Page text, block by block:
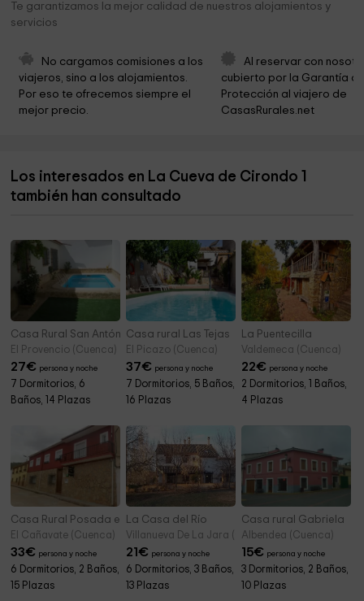
Cementerio de Motilla del Palancar
"El Carrascal" Parque
Ermita de San Miguel
Ermita de San Isidro 7,0 km
Parque de los Azulejos
Te garantizamos la mejor calidad de nuestros alojamientos y
servicios
No cargamos comisiones a los
viajeros, sino a los alojamientos.
Por eso te ofrecemos siempre el
mejor precio.
Al reservar con
cubierto por la Garantía
Protección al viajero de
CasasRurales.net
Los interesados en La Cueva de Cirondo 1
también han consultado
Casa Rural San Antón
El Provencio (Cuenca)
27€ persona y noche
7 Dormitorios, 6
Baños, 14 Plazas
Casa rural Las Tejas
El Picazo (Cuenca)
37€ persona y noche
7 Dormitorios, 5 Baños,
16 Plazas
La Puentecilla
Valdemeca (Cuenca)
22€ persona y noche
2 Dormitorios, 1 Baños,
4 Plazas
Casa Rural Posada el Cañavate
El Cañavate (Cuenca)
33€ persona y noche
6 Dormitorios, 2 Baños,
15 Plazas
La Casa del Río
Villanueva De La Jara (Cuenca)
21€ persona y noche
6 Dormitorios, 3 Baños,
13 Plazas
Casa rural Gabriela
Albendea (Cuenca)
15€ persona y noche
3 Dormitorios, 2 Baños,
10 Plazas